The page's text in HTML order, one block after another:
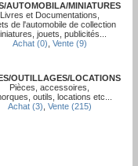
AUTOMOBILA/MINIATURES
Livres et Documentations,
de l'automobile de collection
jouets, publicités...
Achat (0) Vente (9)
OUTILLAGES/LOCATIONS
Pièces, accessoires,
outils, locations etc...
Achat (3) Vente (215)